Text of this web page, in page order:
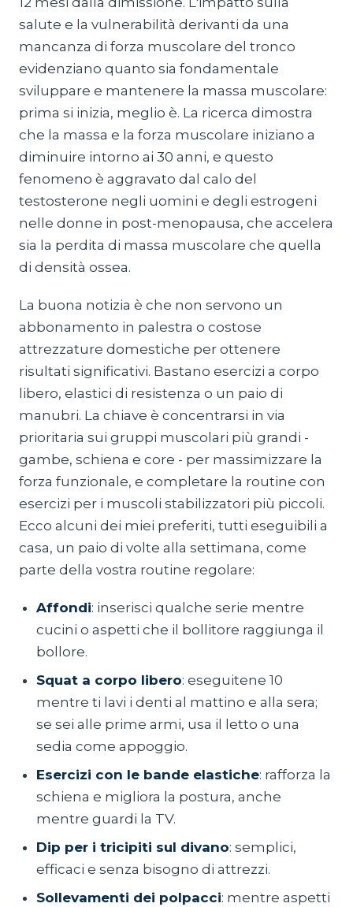
salute e la vulnerabilità derivanti da una
mancanza di forza muscolare del tronco
evidenziano quanto sia fondamentale
sviluppare e mantenere la massa muscolare:
prima si inizia, meglio è. La ricerca dimostra
che la massa e la forza muscolare iniziano a
diminuire intorno ai 30 anni, e questo
fenomeno è aggravato dal calo del
testosterone negli uomini e degli estrogeni
nelle donne in post-menopausa, che accelera
sia la perdita di massa muscolare che quella
di densità ossea.
La buona notizia è che non servono un
abbonamento in palestra o costose
attrezzature domestiche per ottenere
risultati significativi. Bastano esercizi a corpo
libero, elastici di resistenza o un paio di
manubri. La chiave è concentrarsi in via
prioritaria sui gruppi muscolari più grandi -
gambe, schiena e core - per massimizzare la
forza funzionale, e completare la routine con
esercizi per i muscoli stabilizzatori più piccoli.
Ecco alcuni dei miei preferiti, tutti eseguibili a
casa, un paio di volte alla settimana, come
parte della vostra routine regolare:
Affondi: inserisci qualche serie mentre
cucini o aspetti che il bollitore raggiunga il
bollore.
Squat a corpo libero: eseguitene 10
mentre ti lavi i denti al mattino e alla sera;
se sei alle prime armi, usa il letto o una
sedia come appoggio.
Esercizi con le bande elastiche: rafforza la
schiena e migliora la postura, anche
mentre guardi la TV.
Dip per i tricipiti sul divano: semplici,
efficaci e senza bisogno di attrezzi.
Sollevamenti dei polpacci: mentre aspetti